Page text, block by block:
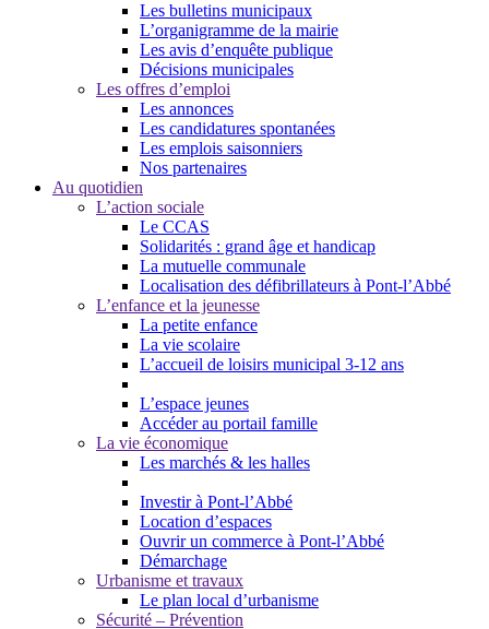
Les bulletins municipaux
L’organigramme de la mairie
Les avis d’enquête publique
Décisions municipales
Les offres d’emploi
Les annonces
Les candidatures spontanées
Les emplois saisonniers
Nos partenaires
Au quotidien
L’action sociale
Le CCAS
Solidarités : grand âge et handicap
La mutuelle communale
Localisation des défibrillateurs à Pont-l’Abbé
L’enfance et la jeunesse
La petite enfance
La vie scolaire
L’accueil de loisirs municipal 3-12 ans
L’espace jeunes
Accéder au portail famille
La vie économique
Les marchés & les halles
Investir à Pont-l’Abbé
Location d’espaces
Ouvrir un commerce à Pont-l’Abbé
Démarchage
Urbanisme et travaux
Le plan local d’urbanisme
Sécurité – Prévention